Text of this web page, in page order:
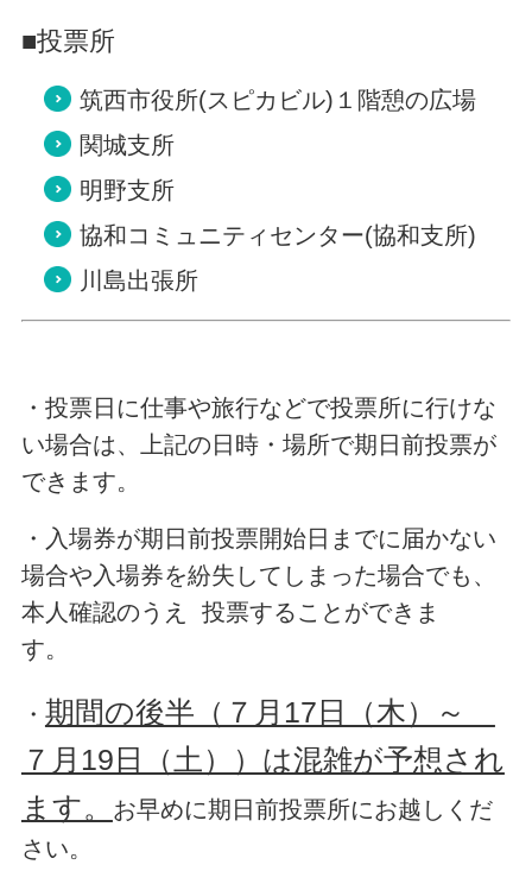
■投票所
筑西市役所(スピカビル)１階憩の広場
関城支所
明野支所
協和コミュニティセンター(協和支所)
川島出張所
・投票日に仕事や旅行などで投票所に行けな
い場合は、上記の日時・場所で期日前投票が
できます。
・入場券が期日前投票開始日までに届かない
場合や入場券を紛失してしまった場合でも、
本人確認のうえ 投票することができま
す。
・ 期間の後半（７月17日（木）～
７月19日（土））は混雑が予想され
ます。
お早めに期日前投票所にお越しくだ
さい。